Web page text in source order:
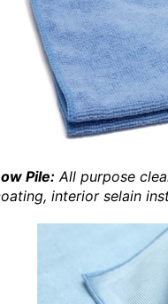
Pile:All purpose
interior selain